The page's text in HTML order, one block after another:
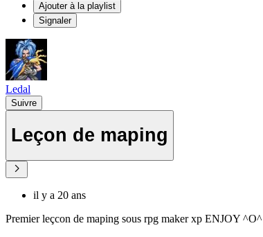
Ajouter à la playlist
Signaler
Ledal
Suivre
Leçon de maping
il y a 20 ans
Premier leçcon de maping sous rpg maker xp ENJOY ^O^